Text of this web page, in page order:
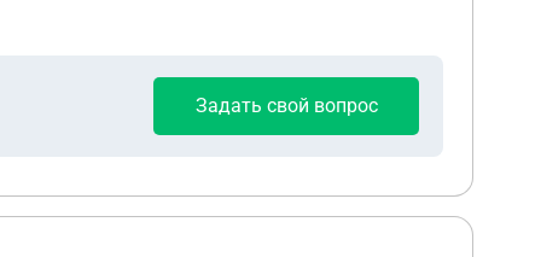
Задать свой вопрос